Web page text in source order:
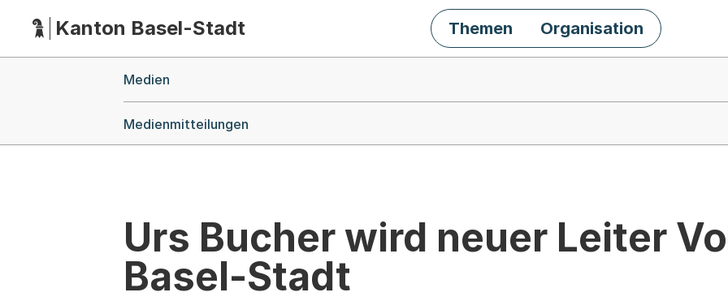
HauptnavigationKanton Basel-Stadt Themen Organisation
Medien
Medienmitteilungen
Urs Bucher wird neuer Leiter
Basel-Stadt